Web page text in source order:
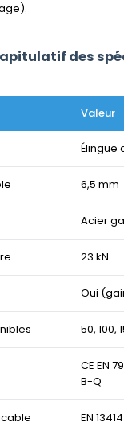
des
Valeur
Élingue
6,5 mm
Acier
23 kN
Oui
50, 100,
CE EN
B-Q
EN